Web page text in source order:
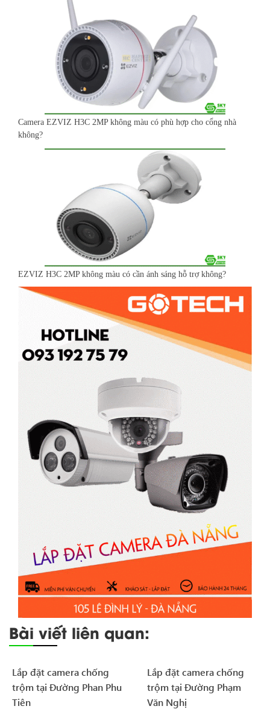
Camera EZVIZ H3C 2MP không màu có phù hợp cho cổng nhà
không?
EZVIZ H3C 2MP không màu có cần ánh sáng hỗ trợ không?
Bài viết liên quan:
Lắp đặt camera chống
trộm tại Đường Phan Phu
Tiên
Lắp đặt camera chống
trộm tại Đường Phạm
Văn Nghị